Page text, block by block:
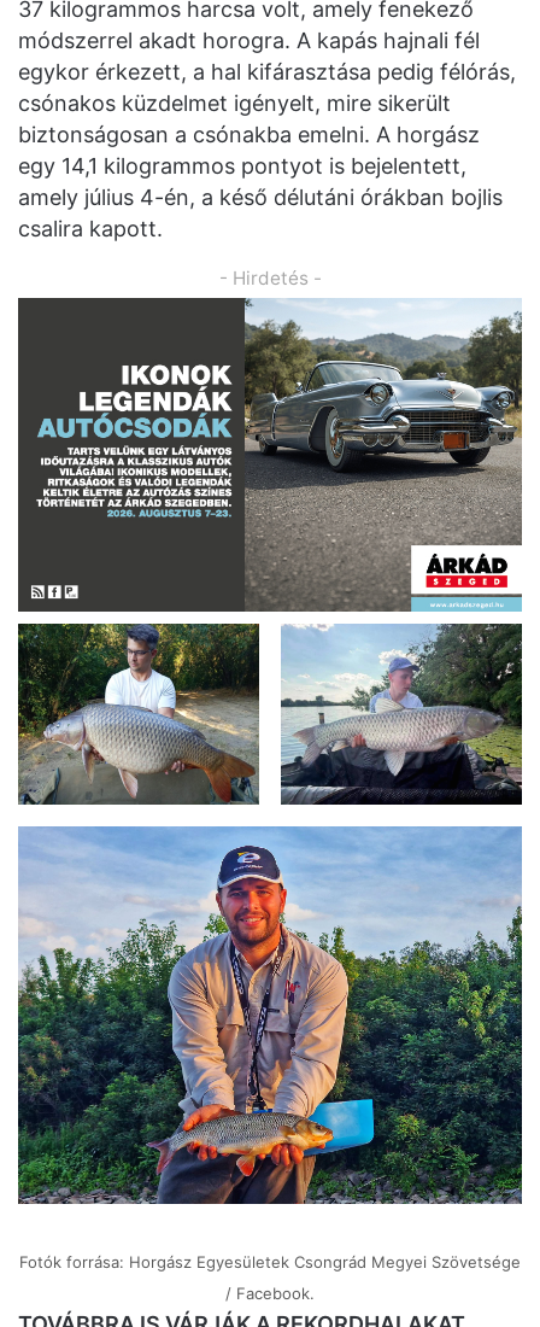
37 kilogrammos harcsa volt, amely fenekező
módszerrel akadt horogra. A kapás hajnali fél
egykor érkezett, a hal kifárasztása pedig félórás,
csónakos küzdelmet igényelt, mire sikerült
biztonságosan a csónakba emelni. A horgász
egy 14,1 kilogrammos pontyot is bejelentett,
amely július 4-én, a késő délutáni órákban bojlis
csalira kapott.
- Hirdetés -
Fotók forrása: Horgász Egyesületek Csongrád Megyei Szövetsége
/ Facebook.